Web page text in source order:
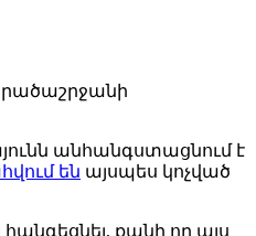
անհանգստացնում է
են այսպես կոչված
քանի որ այս